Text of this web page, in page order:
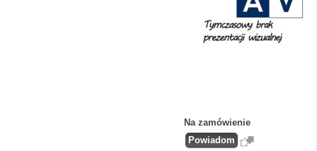
Na zamówienie